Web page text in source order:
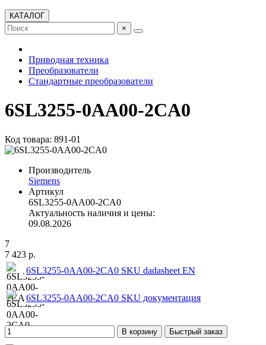
КАТАЛОГ
×
Приводная техника
Преобразователи
Стандартные преобразователи
6SL3255-0AA00-2CA0
Код товара: 891-01
Производитель
Siemens
Артикул
6SL3255-0AA00-2CA0
Актуальность наличия и цены:
09.08.2026
7
7 423 р.
6SL3255-0AA00-2CA0 SKU dadasheet EN
6SL3255-0AA00-2CA0 SKU документация
В корзину Быстрый заказ